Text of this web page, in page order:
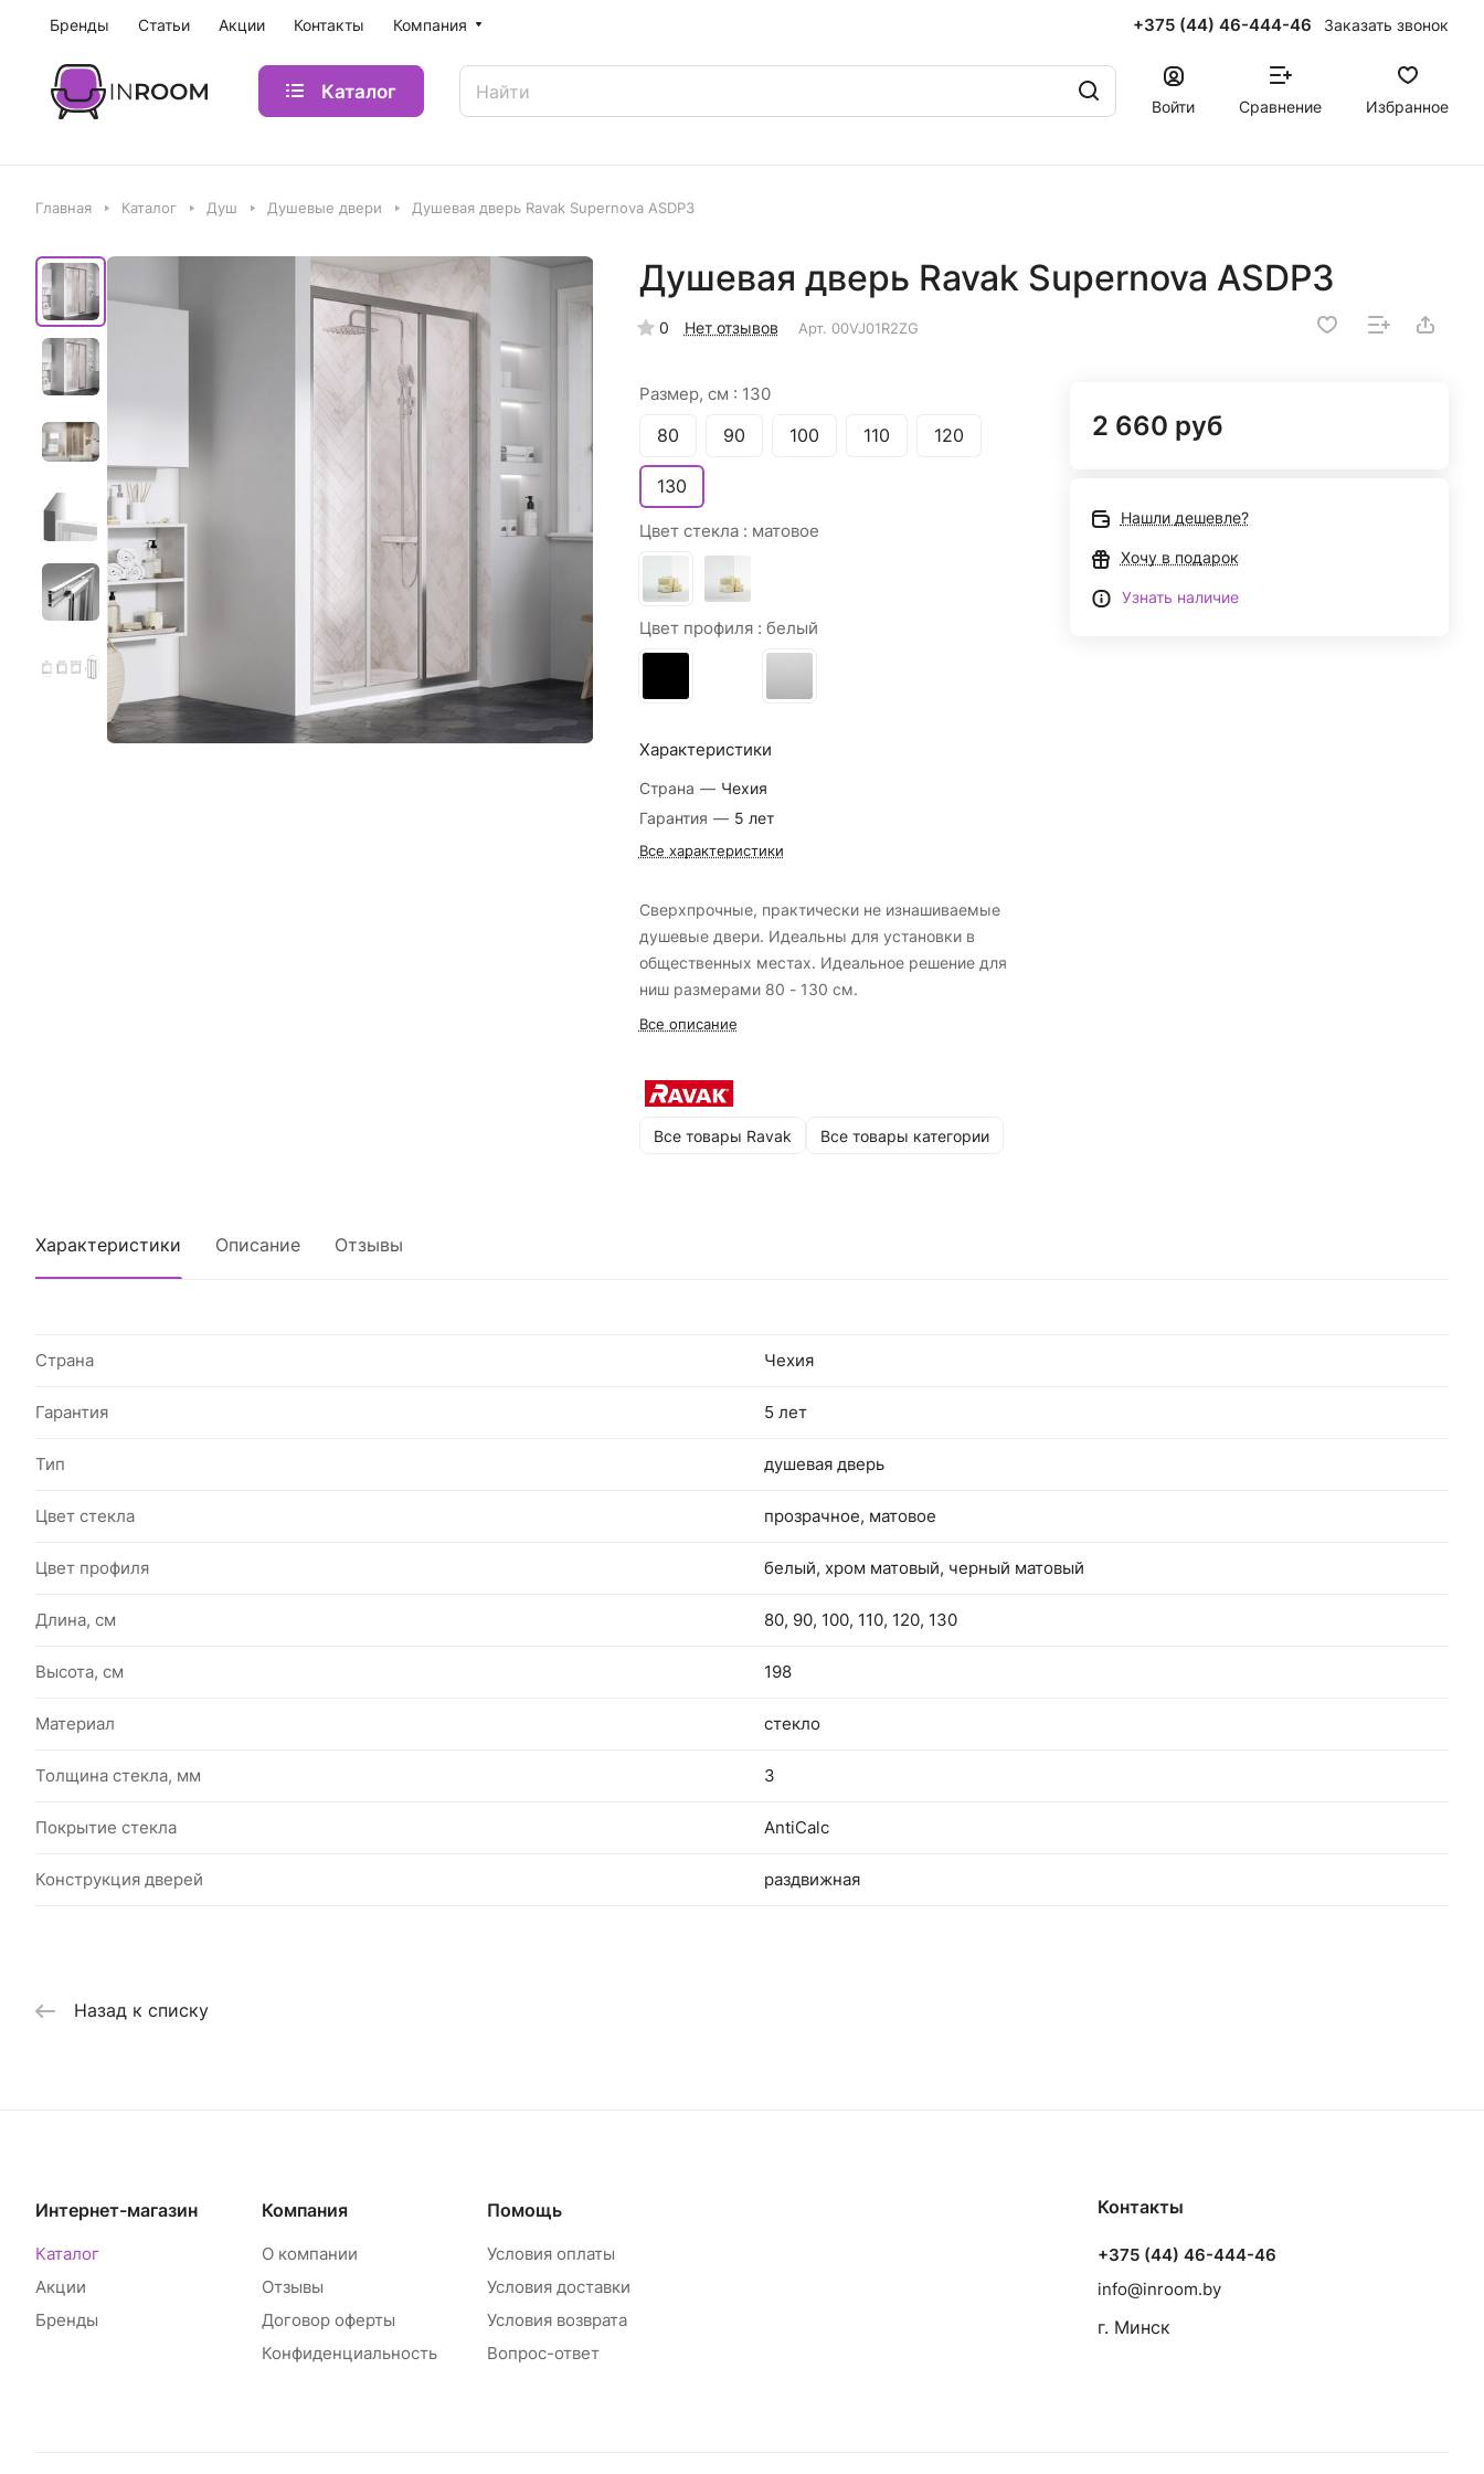
Бренды Статьи Акции Контакты Компания +375 (44) 46-444-46 Заказать звонок
Каталог
Войти Сравнение Избранное
Главная Каталог Душ Душевые двери Душевая дверь Ravak Supernova ASDP3
Душевая дверь Ravak Supernova ASDP3
0 Нет отзывов Арт. 00VJ01R2ZG
Размер, см : 130
80 90 100 110 120
130
Цвет стекла : матовое
Цвет профиля : белый
Характеристики
Страна — Чехия
Гарантия — 5 лет
Все характеристики
Сверхпрочные, практически не изнашиваемые
душевые двери. Идеальны для установки в
общественных местах. Идеальное решение для
ниш размерами 80 - 130 см.
Все описание
Все товары Ravak Все товары категории
2 660 руб
Нашли дешевле?
Хочу в подарок
Узнать наличие
Характеристики Описание Отзывы
Страна Чехия
Гарантия 5 лет
Тип душевая дверь
Цвет стекла прозрачное, матовое
Цвет профиля белый, хром матовый, черный матовый
Длина, см 80, 90, 100, 110, 120, 130
Высота, см 198
Материал стекло
Толщина стекла, мм 3
Покрытие стекла AntiCalc
Конструкция дверей раздвижная
Назад к списку
Интернет-магазин
Каталог
Акции
Бренды
Компания
О компании
Отзывы
Договор оферты
Конфиденциальность
Помощь
Условия оплаты
Условия доставки
Условия возврата
Вопрос-ответ
Контакты
+375 (44) 46-444-46
info@inroom.by
г. Минск